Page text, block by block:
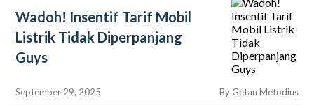
Wadoh! Insentif Tarif Mobil
Listrik Tidak Diperpanjang
Guys
September 29, 2025 By Getan Metodius